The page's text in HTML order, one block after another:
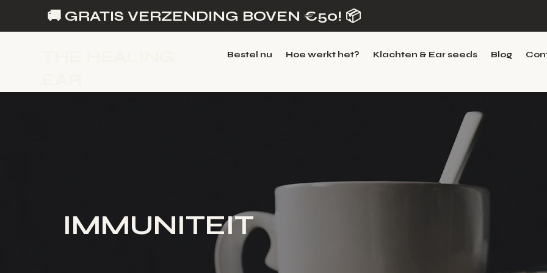
🚚 GRATIS VERZENDING BOVEN €50! 📦
IMMUNITEIT
Bestel nu Hoe werkt het? Klachten & Ear seeds Blog